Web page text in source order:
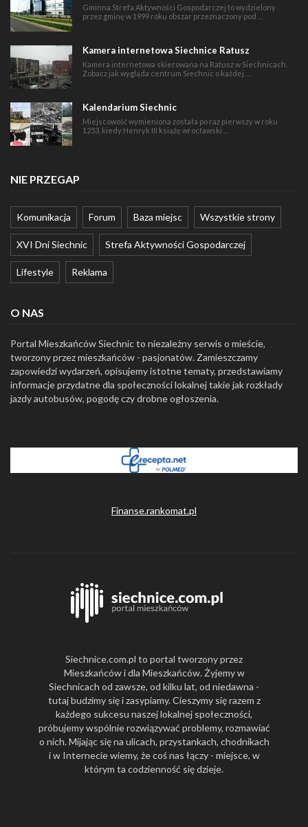
Gminna Strefa Aktywności Gospodarczej to wydzielony
przez gminę w 1999 roku obszar przeznaczony pod …
Kamera internetowa Siechnice Ratusz
Kamera internetowa skierowana na Ratusz w Siechnicach.
Zobacz jak wygląda centrum Siechnic o każdej …
Kalendarium Siechnic
Miejscowość wymieniona została po raz pierwszy w roku
1253, kiedy Henryk III książę wrocławski …
NIE PRZEGAP
Komunikacja Forum Baza miejsc Wszystkie strony
XVI Dni Siechnic Strefa Aktywności Gospodarczej
Lifestyle Reklama
O NAS
Portal Mieszkańców Siechnic to niezależny serwis o mieście,
tworzony przez mieszkańców - pasjonatów. Zamieszczamy
zapowiedzi wydarzeń, opisujemy istotne tematy, przedstawiamy
informacje przydatne dla społeczności lokalnej takie jak rozkłady
jazdy autobusów, pogodę czy drobne ogłoszenia.
Finanse.rankomat.pl
Siechnice.com.pl to portal tworzony przez
Mieszkańców i dla Mieszkańców. Żyjemy w
Siechnicach od zawsze, od kilku lat, od niedawna -
tutaj budzimy się i zasypiamy. Cieszymy się razem z
każdego sukcesu naszej lokalnej społeczności,
próbujemy wspólnie rozwiązywać problemy, rozmawiać
o nich. Mijając się na ulicach, przystankach, chodnikach
i w Internecie wiemy, że coś nas łączy - miejsce, w
którym ta codzienność się dzieje.